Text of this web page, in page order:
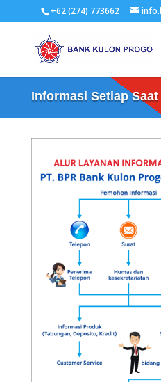
+62 (274) 773662
Informasi Setiap Saat